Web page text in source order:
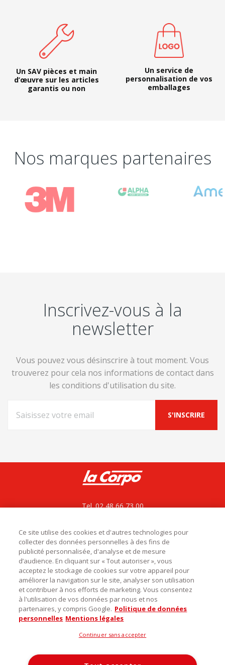
Un SAV pièces et main
d’œuvre sur les articles
garantis ou non
Un service de
personnalisation de vos
emballages
Nos marques partenaires
Inscrivez-vous à la
newsletter
Vous pouvez vous désinscrire à tout moment. Vous
trouverez pour cela nos informations de contact dans
les conditions d'utilisation du site.
Tel. 02 48 66 73 00
18570 Le Subdray
service.commercial@labovida.com
Catégories
Infos utiles
Découvrez notre magasin
La Corpo Rungis
Ce site utilise des cookies et d'autres technologies pour
collecter des données personnelles à des fins de
publicité personnalisée, d'analyse et de mesure
d’audience. En cliquant sur « Tout autoriser », vous
acceptez le stockage de cookies sur votre appareil pour
améliorer la navigation sur le site, analyser son utilisation
et contribuer à nos efforts de marketing. Vous consentez
à l'utilisation de vos données par nous et nos
partenaires, y compris Google. Politique de données
personnelles Mentions légales
Continuer sans accepter